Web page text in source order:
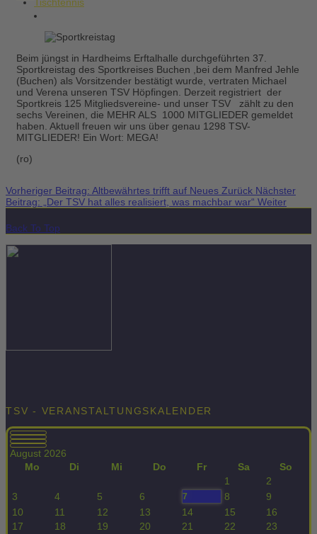
Tischtennis
Beim jüngst in Hardheims Erftalhalle durchgeführten 37.
Sportkreistag des Sportkreises Buchen ,bei dem Manfred Jehle
(Buchen) als Vorsitzender bestätigt wurde, vertraten Michael
und Verena unseren TSV Höpfingen. Derzeit registriert der
Sportkreis 125 Mitgliedsvereine- und unser TSV zählt zu den
sechs Vereinen, die MEHR ALS 1000 MITGLIEDER gemeldet
haben. Aktuell freuen wir uns über genau 1298 TSV-
MITGLIEDER! Ein Wort: MEGA!
(ro)
Vorheriger Beitrag: Altbewährtes trifft auf Neues Zurück Nächster
Beitrag: „Der TSV hat alles realisiert, was machbar war“ Weiter
Back To Top
TSV - VERANSTALTUNGSKALENDER
August 2026
Mo
Di Mi Do Fr Sa
So
1
2
3
4 5 6 7 8
9
10
11 12 13 14 15
16
17
18 19 20 21 22
23